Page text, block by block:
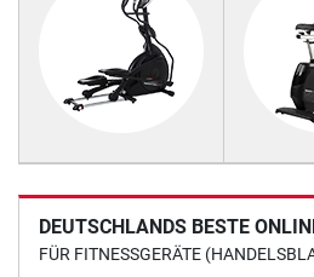
DEUTSCHLANDS BESTE
FÜR FITNESSGERÄTE